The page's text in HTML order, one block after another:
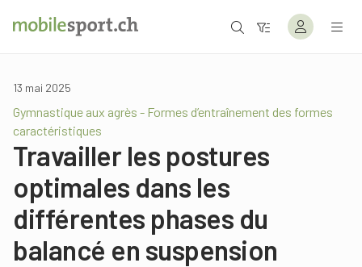
13 mai 2025
Gymnastique aux agrès - Formes d’entraînement des formes
caractéristiques
Travailler les postures
optimales dans les
différentes phases du
balancé en suspension